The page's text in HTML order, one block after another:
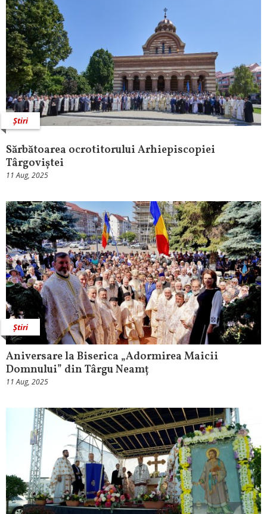
Știri
Sărbătoarea ocrotitorului Arhiepiscopiei
Târgoviștei
11 Aug, 2025
Știri
Aniversare la Biserica „Adormirea Maicii
Domnului” din Târgu Neamț
11 Aug, 2025